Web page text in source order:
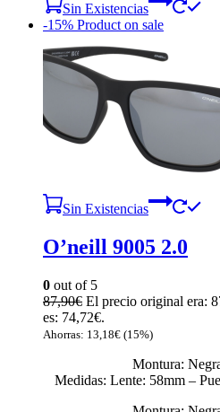
Sin Existencias
-15% Product on sale
Sin Existencias
O’neill 9005 2.0
0 out of 5
87,90€ El precio original era:
es: 74,72€.
Ahorras: 13,18€ (15%)
Montura:
Medidas: Lente: 58mm –